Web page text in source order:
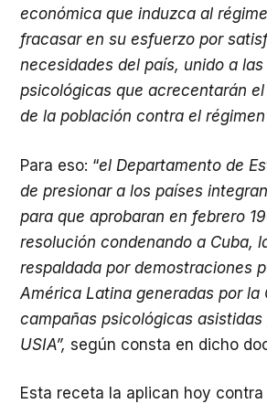
económica que induzca al
fracasar en su esfuerzo por
necesidades del país, unido a
psicológicas que acrecentarán
de la población contra el
Para eso: “el Departamento de
de presionar a los países
para que aprobaran en febrero
resolución condenando a Cuba,
respaldada por demostraciones
América Latina generadas por la
campañas psicológicas asistidas
USIA”, según consta en dicho
Esta receta la aplican hoy